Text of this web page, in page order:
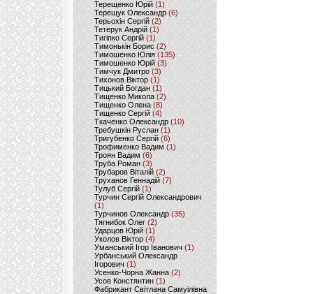
Терещенко Юрій(1)
Терещук Олександр(6)
Терьохін Сергій (2)
Тетерук Андрій (1)
Тигіпко Сергій(1)
Тимонькін Борис (2)
Тимошенко Юлія (135)
Тимошенко Юрій(3)
Тимчук Дмитро (3)
Тихонов Віктор (1)
Тицький Богдан (1)
Тищенко Микола (2)
Тищенко Олена (8)
Тищенко Сергій (4)
Ткаченко Олександр (10)
Требушкін Руслан (1)
Тригубенко Сергій(6)
Трофименко Вадим (1)
Троян Вадим (6)
Труба Роман(3)
Трубаров Віталій (2)
Труханов Геннадій (7)
Тулуб Сергій(1)
Турчин Сергій Олександрович
(1)
Турчинов Олександр(35)
Тягнибок Олег (2)
Ударцов Юрій (1)
Уколов Віктор(4)
Уманський Ігор Іванович(1)
Урбанський Олександр
Ігорович (1)
Усенко-Чорна Жанна (2)
Усов Констянтин(1)
Фабрикант Світлана Самуілівна